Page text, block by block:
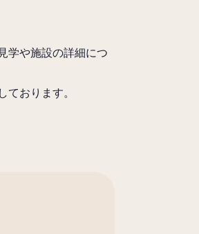
学や施設の詳細につ
ております。